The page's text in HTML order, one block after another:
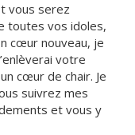
vous serez
toutes vos idoles,
cœur nouveau, je
votre
cœur de chair. Je
suivrez mes
et vous y